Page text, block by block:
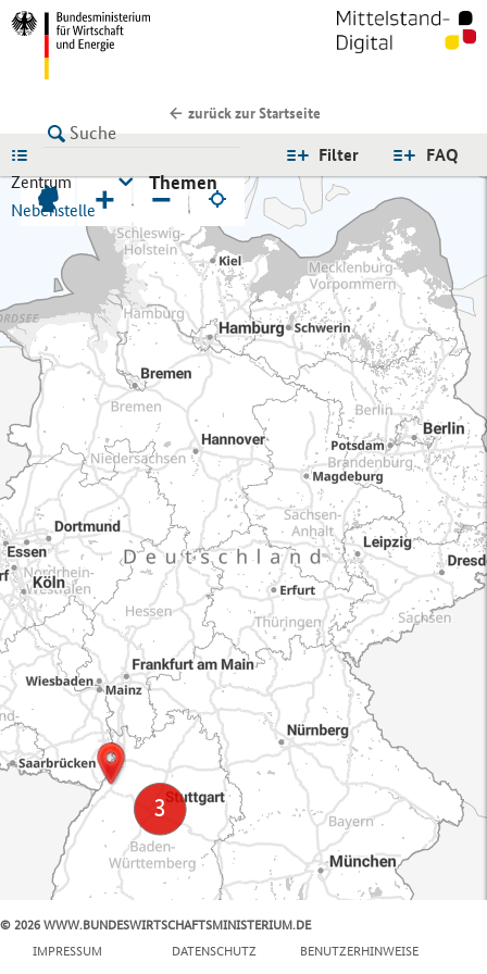
zurück zur Startseite
FAQ
Filter
Zentrum
Nebenstelle
Themen
+ −
© 2026 WWW.BUNDESWIRTSCHAFTSMINISTERIUM.DE
IMPRESSUM
DATENSCHUTZ BENUTZERHINWEISE